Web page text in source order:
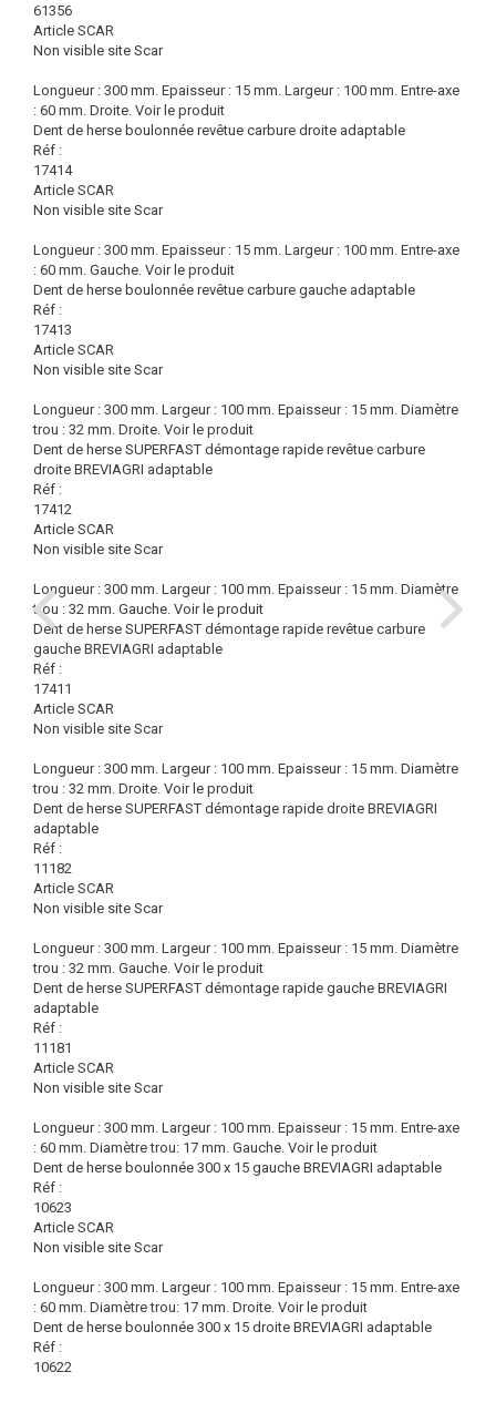
61356
Article SCAR
Non visible site Scar
Longueur : 300 mm. Epaisseur : 15 mm. Largeur : 100 mm. Entre-axe
: 60 mm. Droite. Voir le produit
Dent de herse boulonnée revêtue carbure droite adaptable
Réf :
17414
Article SCAR
Non visible site Scar
Longueur : 300 mm. Epaisseur : 15 mm. Largeur : 100 mm. Entre-axe
: 60 mm. Gauche. Voir le produit
Dent de herse boulonnée revêtue carbure gauche adaptable
Réf :
17413
Article SCAR
Non visible site Scar
Longueur : 300 mm. Largeur : 100 mm. Epaisseur : 15 mm. Diamètre
trou : 32 mm. Droite. Voir le produit
Dent de herse SUPERFAST démontage rapide revêtue carbure
droite BREVIAGRI adaptable
Réf :
17412
Article SCAR
Non visible site Scar
Longueur : 300 mm. Largeur : 100 mm. Epaisseur : 15 mm. Diamètre
trou : 32 mm. Gauche. Voir le produit
Dent de herse SUPERFAST démontage rapide revêtue carbure
gauche BREVIAGRI adaptable
Réf :
17411
Article SCAR
Non visible site Scar
Longueur : 300 mm. Largeur : 100 mm. Epaisseur : 15 mm. Diamètre
trou : 32 mm. Droite. Voir le produit
Dent de herse SUPERFAST démontage rapide droite BREVIAGRI
adaptable
Réf :
11182
Article SCAR
Non visible site Scar
Longueur : 300 mm. Largeur : 100 mm. Epaisseur : 15 mm. Diamètre
trou : 32 mm. Gauche. Voir le produit
Dent de herse SUPERFAST démontage rapide gauche BREVIAGRI
adaptable
Réf :
11181
Article SCAR
Non visible site Scar
Longueur : 300 mm. Largeur : 100 mm. Epaisseur : 15 mm. Entre-axe
: 60 mm. Diamètre trou: 17 mm. Gauche. Voir le produit
Dent de herse boulonnée 300 x 15 gauche BREVIAGRI adaptable
Réf :
10623
Article SCAR
Non visible site Scar
Longueur : 300 mm. Largeur : 100 mm. Epaisseur : 15 mm. Entre-axe
: 60 mm. Diamètre trou: 17 mm. Droite. Voir le produit
Dent de herse boulonnée 300 x 15 droite BREVIAGRI adaptable
Réf :
10622